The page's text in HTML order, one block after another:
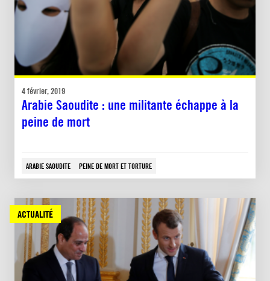
4 février, 2019
Arabie Saoudite : une militante échappe à la
peine de mort
ARABIE SAOUDITE PEINE DE MORT ET TORTURE
ACTUALITÉ